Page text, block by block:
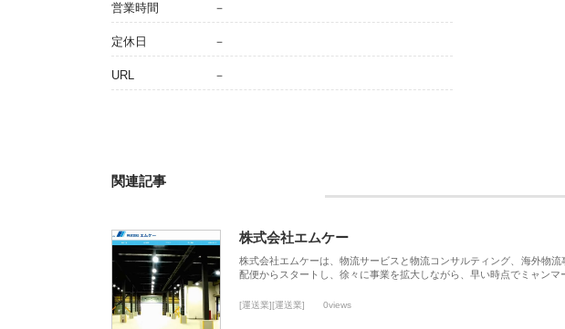
営業時間 －
定休日 －
URL －
関連記事
株式会社エムケー
株式会社エムケーは、物流サービスと物流コンサルティング、海外物
配便からスタートし、徐々に事業を拡大しながら、早い時点でミャンマ
[運送業][運送業] 0views